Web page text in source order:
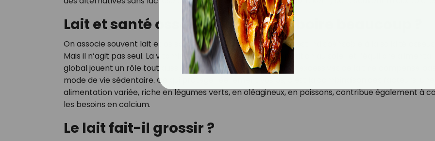
Lait et santé osseuse : faut-il en boire beaucoup ?
On associe souvent lait et os solides. Il est vrai que le calcium est indispensable à la solidité
Mais il n’agit pas seul. La vitamine D, l’activité physique, l’exposition au soleil et l’équilibre
global jouent un rôle tout aussi important. Boire des quantités excessives de lait ne compense
mode de vie sédentaire. Ce qui protège réellement vos os, c’est la combinaison des facteurs. Une
alimentation variée, riche en légumes verts, en oléagineux, en poissons, contribue également à
les besoins en calcium.
Le lait fait-il grossir ?